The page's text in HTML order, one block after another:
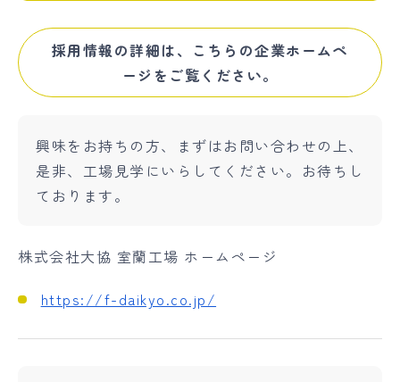
採用情報の詳細は、こちらの企業ホームペ
ージをご覧ください。
興味をお持ちの方、まずはお問い合わせの上、
是非、工場見学にいらしてください。お待ちし
ております。
株式会社大協 室蘭工場 ホームページ
https://f-daikyo.co.jp/